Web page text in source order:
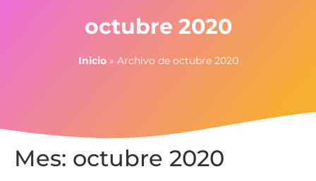
octubre 2020
Inicio» Archivo de octubre 2020
Mes: octubre 2020